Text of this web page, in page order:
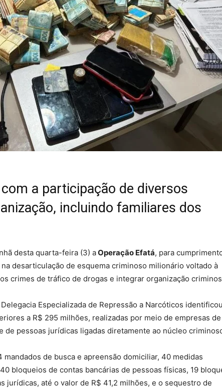
a participação de diversos
incluindo familiares dos
desta quarta-feira (3) aOperação Efatá, para
desarticulação de esquema criminoso milionário voltado à
crimes de tráfico de drogas e integrar organização
Especializada de Repressão a Narcóticos identificou
a R$ 295 milhões, realizadas por meio de empresas de
de pessoas jurídicas ligadas diretamente ao núcleo
mandados de busca e apreensão domiciliar, 40 medidas
bloqueios de contas bancárias de pessoas físicas, 19
jurídicas, até o valor de R$ 41,2 milhões, e o sequestro de